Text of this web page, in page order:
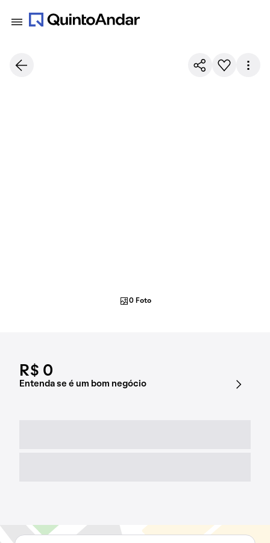
R$ 0
Entenda se é um bom negócio
0 Foto